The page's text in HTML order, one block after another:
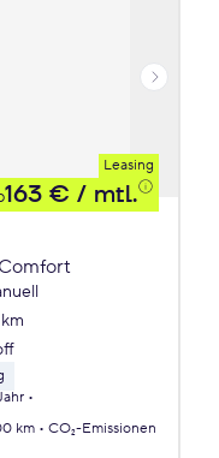
Leasing
163 € / mtl.
km
CO₂-Emissionen